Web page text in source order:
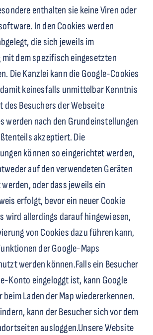
enthalten sie keine Viren oder
In den Cookies werden
die sich jeweils im
mit dem spezifisch eingesetzten
Die Kanzlei kann die Google-Cookies
keinesfalls unmittelbar Kenntnis
Besuchers der Webseite
werden nach den Grundeinstellungen
akzeptiert. Die
können so eingerichtet werden,
auf den verwendeten Geräten
oder dass jeweils ein
erfolgt, bevor ein neuer Cookie
wird allerdings darauf hingewiesen,
von Cookies dazu führen kann,
der Google-Maps
werden können.Falls ein Besucher
Konto eingeloggt ist, kann Google
beim Laden der Map wiedererkennen.
kann der Besucher sich vor dem
ausloggen.Unsere Website